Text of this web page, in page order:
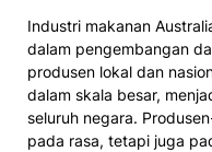
Industri makanan
dalam pengembangan
produsen lokal dan
dalam skala besar,
seluruh negara.
pada rasa, tetapi juga